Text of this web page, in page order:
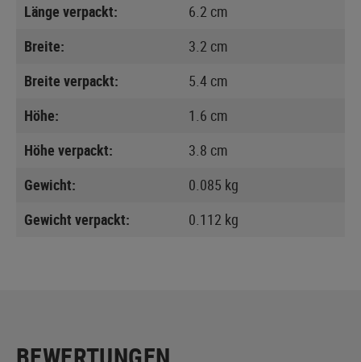
Länge verpackt:
6.2 cm
Breite:
3.2 cm
Breite verpackt:
5.4 cm
Höhe:
1.6 cm
Höhe verpackt:
3.8 cm
Gewicht:
0.085 kg
Gewicht verpackt:
0.112 kg